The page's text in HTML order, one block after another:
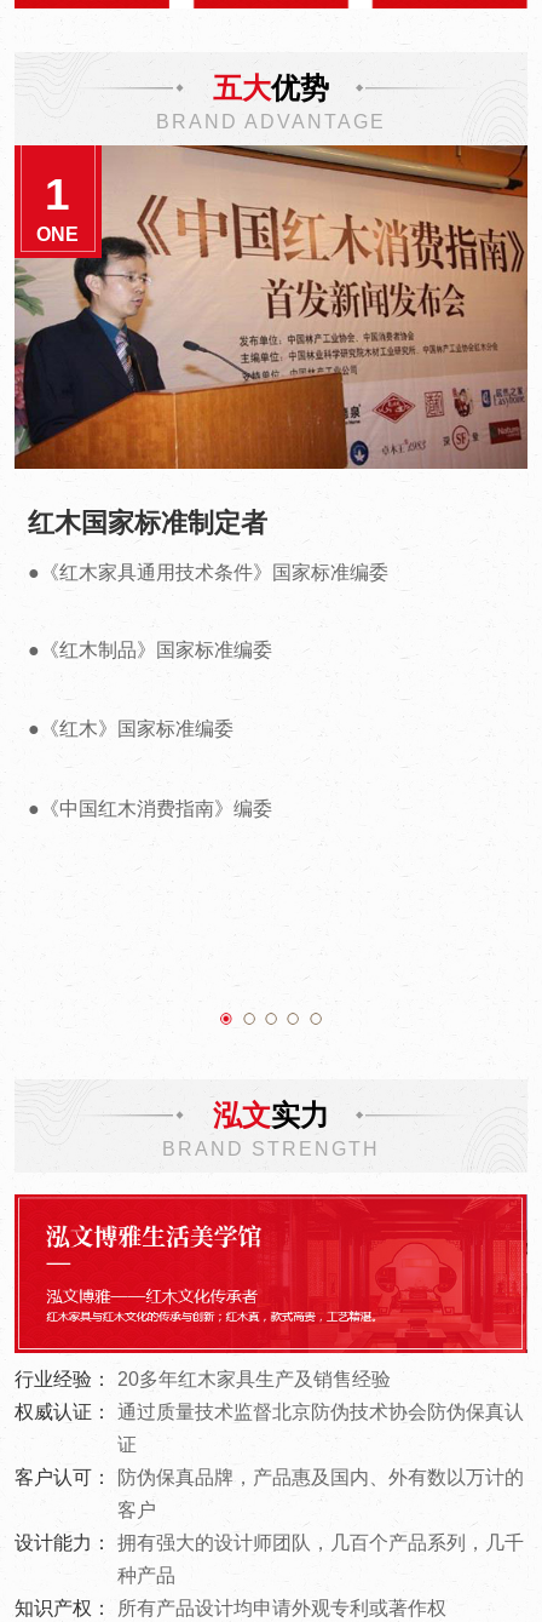
五大优势
BRAND ADVANTAGE
1
ONE
红木国家标准制定者
●《红木家具通用技术条件》国家标准编委
●《红木制品》国家标准编委
● 《红木》国家标准编委
● 《中国红木消费指南》编委
泓文实力
BRAND STRENGTH
行业经验：
20多年红木家具生产及销售经验
权威认证：
通过质量技术监督北京防伪技术协会防伪保真认
证
客户认可：
防伪保真品牌，产品惠及国内、外有数以万计的
客户
设计能力：
拥有强大的设计师团队，几百个产品系列，几千
种产品
知识产权：
所有产品设计均申请外观专利或著作权